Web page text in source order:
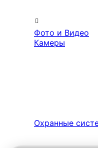
Фото и Видео
Камеры
Охранные